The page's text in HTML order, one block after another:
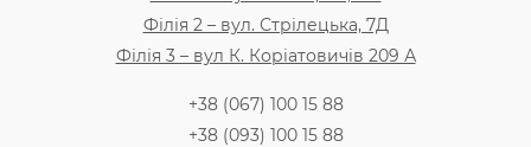
Філія 2 – вул. Стрілецька, 7Д
Філія 3 – вул К. Коріатовичів 209 А
+38 (067) 100 15 88
+38 (093) 100 15 88